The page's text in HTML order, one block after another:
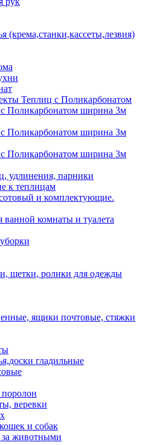
(крема,станки,кассеты,лезвия)
Теплиц с Поликарбонатом
Поликарбонатом ширина 3м
Поликарбонатом ширина 3м
Поликарбонатом ширина 3м
удлинения, парники
к теплицам
и комплектующие.
ванной комнаты и туалета
щетки, ролики для одежды
ящики почтовые, стяжки
гладильные
веревки
и собак
за животными